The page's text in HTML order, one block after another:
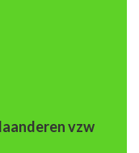
vzw